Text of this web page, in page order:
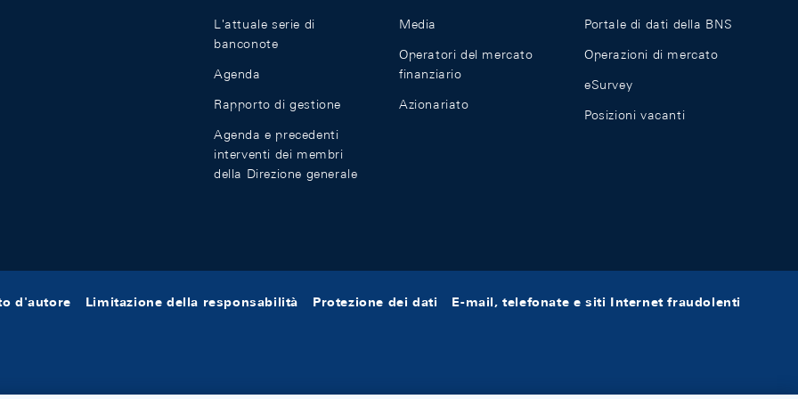
del 2022
2010
2008
2006
L'attuale serie di
banconote
Agenda
Rapporto di gestione
Agenda e precedenti
interventi dei membri
della Direzione generale
Media
Operatori del mercato
finanziario
Azionariato
Portale di dati della BNS
Operazioni di mercato
eSurvey
Posizioni vacanti
d'autore Limitazione della responsabilità Protezione dei dati E-mail, telefonate e siti Internet fraudolenti